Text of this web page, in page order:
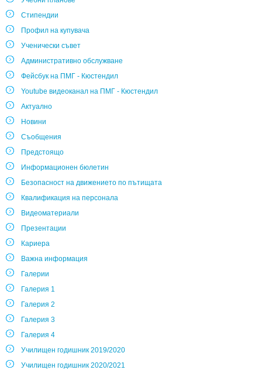
Стипендии
Профил на купувача
Ученически съвет
Административно обслужване
Фейсбук на ПМГ - Кюстендил
Youtube видеоканал на ПМГ - Кюстендил
Актуално
Новини
Съобщения
Предстоящо
Информационен бюлетин
Безопасност на движението по пътищата
Квалификация на персонала
Видеоматериали
Презентации
Кариера
Важна информация
Галерии
Галерия 1
Галерия 2
Галерия 3
Галерия 4
Училищен годишник 2019/2020
Училищен годишник 2020/2021